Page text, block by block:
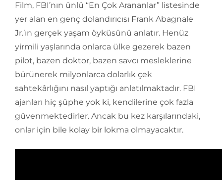
Film, FBI’nın ünlü “En Çok Arananlar” listesinde
yer alan en genç dolandırıcısı Frank Abagnale
Jr.’ın gerçek yaşam öyküsünü anlatır. Henüz
yirmili yaşlarında onlarca ülke gezerek bazen
pilot, bazen doktor, bazen savcı mesleklerine
bürünerek milyonlarca dolarlık çek
sahtekârlığını nasıl yaptığı anlatılmaktadır. FBI
ajanları hiç şüphe yok ki, kendilerine çok fazla
güvenmektedirler. Ancak bu kez karşılarındaki,
onlar için bile kolay bir lokma olmayacaktır.